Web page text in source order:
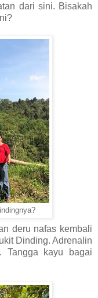
dari sini. Bisakah
deru nafas kembali
Dinding. Adrenalin
Tangga kayu bagai